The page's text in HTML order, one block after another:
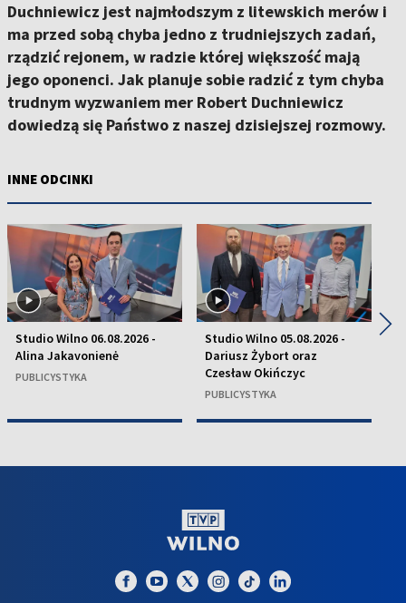
Duchniewicz jest najmłodszym z litewskich merów i
ma przed sobą chyba jedno z trudniejszych zadań,
rządzić rejonem, w radzie której większość mają
jego oponenci. Jak planuje sobie radzić z tym chyba
trudnym wyzwaniem mer Robert Duchniewicz
dowiedzą się Państwo z naszej dzisiejszej rozmowy.
INNE ODCINKI
Studio Wilno 06.08.2026 -
Alina Jakavonienė
PUBLICYSTYKA
Studio Wilno 05.08.2026 -
Dariusz Żybort oraz
Czesław Okińczyc
PUBLICYSTYKA
▶